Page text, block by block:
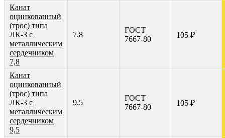
Канат
оцинкованный
(трос) типа
ЛК-3 с
металлическим
сердечником
7,8
7,8
ГОСТ
7667-80
105 ₽
Канат
оцинкованный
(трос) типа
ЛК-3 с
металлическим
сердечником
9,5
9,5
ГОСТ
7667-80
105 ₽